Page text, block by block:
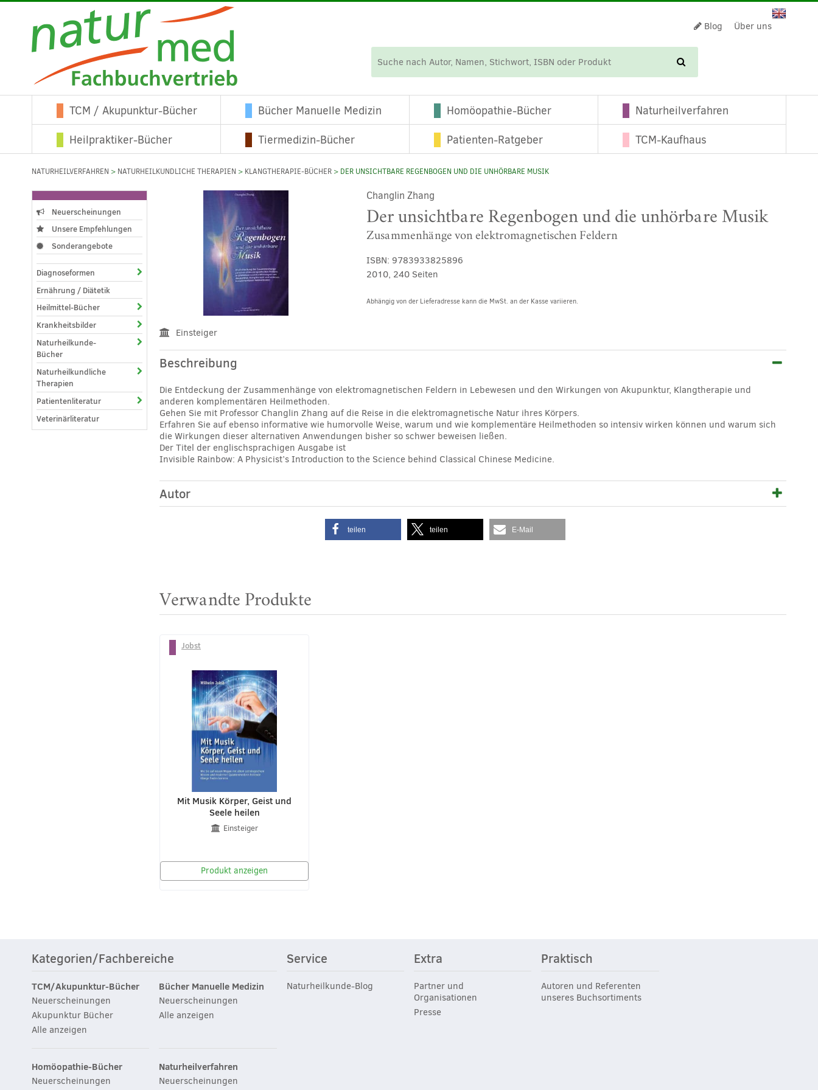
Blog Über uns
TCM / Akupunktur-Bücher Bücher Manuelle Medizin Homöopathie-Bücher
Naturheilverfahren
Heilpraktiker-Bücher
Tiermedizin-Bücher Patienten-Ratgeber TCM-Kaufhaus
NATURHEILVERFAHREN > NATURHEILKUNDLICHE THERAPIEN > KLANGTHERAPIE-BÜCHER > DER UNSICHTBARE REGENBOGEN UND DIE UNHÖRBARE MUSIK
Einsteiger
Changlin Zhang
Der unsichtbare Regenbogen und die unhörbare Musik
Zusammenhänge von elektromagnetischen Feldern
ISBN: 9783933825896
2010, 240 Seiten
Abhängig von der Lieferadresse kann die MwSt. an der Kasse variieren.
Beschreibung
Die Entdeckung der Zusammenhänge von elektromagnetischen Feldern in Lebewesen und den Wirkungen von Akupunktur, Klangtherapie und
anderen komplementären Heilmethoden.
Gehen Sie mit Professor Changlin Zhang auf die Reise in die elektromagnetische Natur ihres Körpers.
Erfahren Sie auf ebenso informative wie humorvolle Weise, warum und wie komplementäre Heilmethoden so intensiv wirken können und warum sich
die Wirkungen dieser alternativen Anwendungen bisher so schwer beweisen ließen.
Der Titel der englischsprachigen Ausgabe ist
Invisible Rainbow: A Physicist’s Introduction to the Science behind Classical Chinese Medicine.
Autor
teilen teilen E-Mail
Verwandte Produkte
Jobst
Mit Musik Körper, Geist und
Seele heilen
Einsteiger
Produkt anzeigen
Neuerscheinungen
Unsere Empfehlungen
Sonderangebote
Diagnoseformen
Ernährung / Diätetik
Heilmittel-Bücher
Krankheitsbilder
Naturheilkunde-
Bücher
Naturheilkundliche
Therapien
Patientenliteratur
Veterinärliteratur
Kategorien/Fachbereiche
TCM/Akupunktur-Bücher
Neuerscheinungen
Akupunktur Bücher
Alle anzeigen
Bücher Manuelle Medizin
Neuerscheinungen
Alle anzeigen
Homöopathie-Bücher
Neuerscheinungen
Naturheilverfahren
Neuerscheinungen
Service
Naturheilkunde-Blog
Extra
Partner und
Organisationen
Presse
Praktisch
Autoren und Referenten
unseres Buchsortiments